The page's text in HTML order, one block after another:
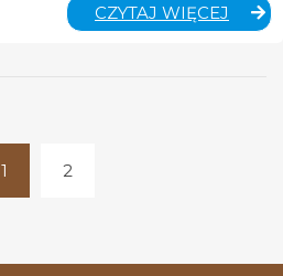
CZYTAJ WIĘCEJ
1
2